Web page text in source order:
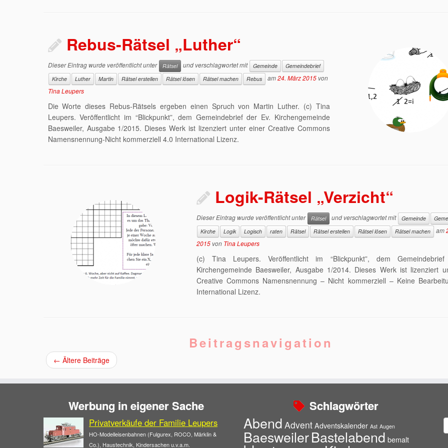
Rebus-Rätsel „Luther“
Dieser Eintrag wurde veröffentlicht unter Rätsel und verschlagwortet mit Gemeinde
Gemeindebrief
Kirche
Luther Martin Rätsel erstellen Rätsel lösen Rätsel machen Rebus am24. März 2015 von
Tina Leupers
Die Worte dieses Rebus-Rätsels ergeben einen Spruch von Martin Luther. (c) Tina
Leupers. Veröffentlicht im “Blickpunkt”, dem Gemeindebrief der Ev. Kirchengemeinde
Baesweiler, Ausgabe 1/2015. Dieses Werk ist lizenziert unter einer Creative Commons
Namensnennung-Nicht kommerziell 4.0 International Lizenz.
Logik-Rätsel „Verzicht“
Dieser Eintrag wurde veröffentlicht unter Rätsel und verschlagwortet mit Gemeinde
Kirche
Logik Logisch raten Rätsel Rätsel erstellen Rätsel lösen Rätsel machen am
2015 von Tina Leupers
(c) Tina Leupers. Veröffentlicht im “Blickpunkt”, dem
Kirchengemeinde Baesweiler, Ausgabe 1/2014. Dieses Werk ist lizenziert
Creative Commons Namensnennung – Nicht kommerziell – Keine
International Lizenz.
Beitragsnavigation
← Ältere Beiträge
Werbung in eigener Sache
Privatverkäufe der Familie Leupers
HO-Modelleisenbahnen (Fulgurex, ROCO, Märklin &
Co.), Haustechnik, Kindersachen u.v.a.m.
Schlagwörter
Abend AdventAdventskalender Ast Augen
BaesweilerBastelabend bemalt